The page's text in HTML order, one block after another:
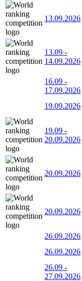
13.09.2026
13.09 -
14.09.2026
16.09 -
17.09.2026
19.09.2026
19.09 -
20.09.2026
20.09.2026
20.09.2026
26.09.2026
26.09.2026
26.09 -
27.09.2026